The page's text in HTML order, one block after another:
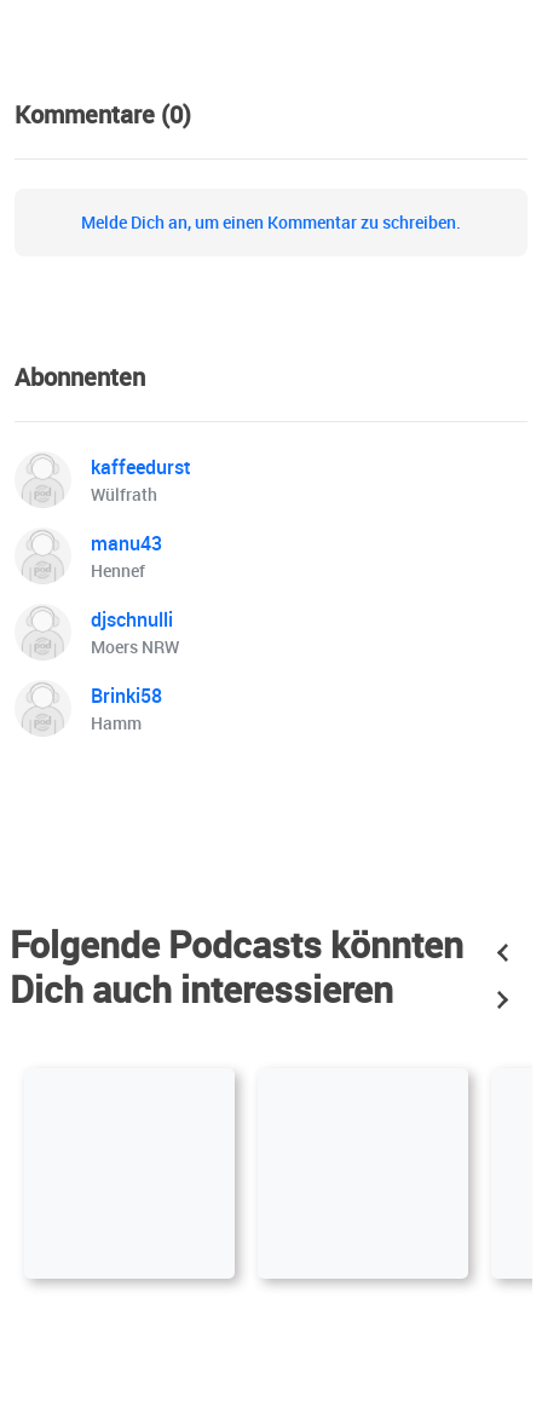
Kommentare (0)
Melde Dich an, um einen Kommentar zu schreiben.
Abonnenten
kaffeedurst
Wülfrath
manu43
Hennef
djschnulli
Moers NRW
Brinki58
Hamm
Folgende Podcasts könnten
Dich auch interessieren